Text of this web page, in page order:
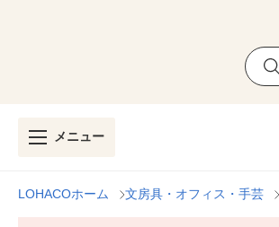
メニュー
LOHACOホーム 文房具・オフィス・手芸